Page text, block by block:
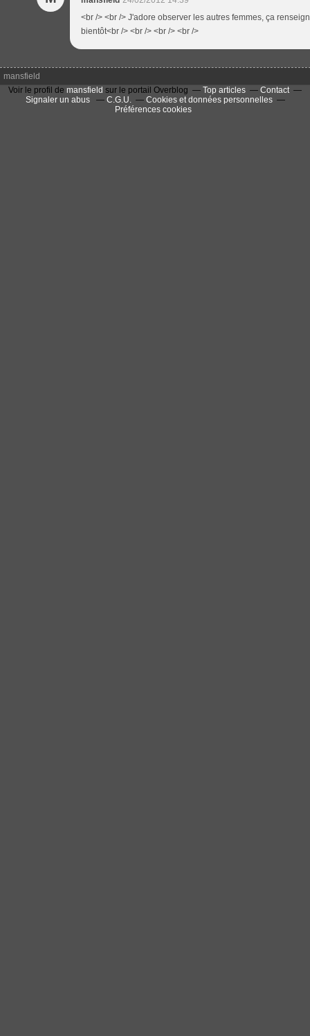
<br /> <br /> J'adore observer les autres femmes, ça
bientôt<br /> <br /> <br /> <br />
mansfield
Voir le profil de mansfield sur le portail Overblog Top articles
Contact
Signaler un abus
C.G.U.
Cookies et données personnelles
Préférences cookies